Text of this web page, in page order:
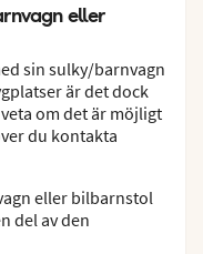
eller
sin sulky/barnvagn
är det dock
om det är möjligt
du kontakta
eller bilbarnstol
del av den